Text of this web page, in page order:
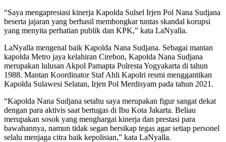
“Saya mengapresiasi kinerja Kapolda Sulsel Irjen Pol Nana Sudjana
beserta jajaran yang berhasil membongkar tuntas skandal korupsi
yang menyita perhatian publik dan KPK,” kata LaNyalla.
LaNyalla mengenal baik Kapolda Nana Sudjana. Sebagai mantan
kapolda Metro jaya kelahiran Cirebon, Kapolda Nana Sudjana
merupakan lulusan Akpol Pamapta Polresta Yogyakarta di tahun
1988. Mantan Koordinator Staf Ahli Kapolri resmi menggantikan
Kapolda Sulawesi Selatan, Irjen Pol Merdisyam pada tahun 2021.
“Kapolda Nana Sudjana setahu saya merupakan figur sangat dekat
dengan para aktivis saat bertugas di Ibu Kota Jakarta. Beliau
merupakan sosok yang menghargai kinerja dan prestasi para
bawahannya, namun tidak segan bersikap tegas agar setiap personel
selalu menjaga citra baik kepolisian,” kata LaNyalla.